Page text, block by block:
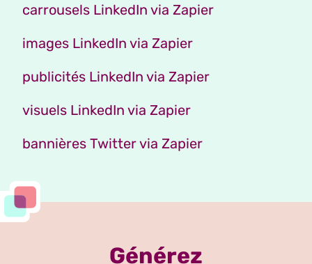
carrousels LinkedIn via Zapier
images LinkedIn via Zapier
publicités LinkedIn via Zapier
visuels LinkedIn via Zapier
bannières Twitter via Zapier
Générez